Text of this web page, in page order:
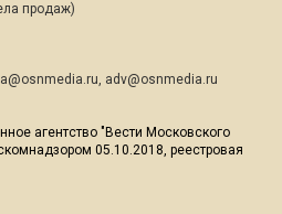
продаж)
, adv@osnmedia.ru
агентство "Вести Московского
05.10.2018, реестровая